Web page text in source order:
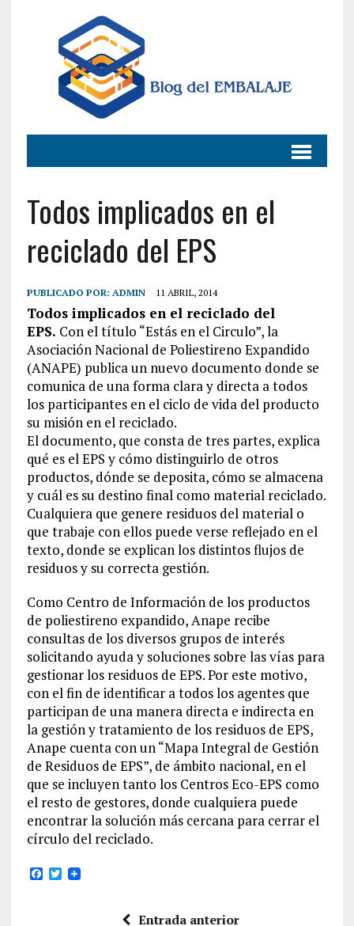
Todos implicados en el
reciclado del EPS
PUBLICADO POR: ADMIN 11 ABRIL, 2014
Todos implicados en el reciclado del
EPS. Con el título “Estás en el Circulo”, la
Asociación Nacional de Poliestireno Expandido
(ANAPE) publica un nuevo documento donde se
comunica de una forma clara y directa a todos
los participantes en el ciclo de vida del producto
su misión en el reciclado.
El documento, que consta de tres partes, explica
qué es el EPS y cómo distinguirlo de otros
productos, dónde se deposita, cómo se almacena
y cuál es su destino final como material reciclado.
Cualquiera que genere residuos del material o
que trabaje con ellos puede verse reflejado en el
texto, donde se explican los distintos flujos de
residuos y su correcta gestión.
Como Centro de Información de los productos
de poliestireno expandido, Anape recibe
consultas de los diversos grupos de interés
solicitando ayuda y soluciones sobre las vías para
gestionar los residuos de EPS. Por este motivo,
con el fin de identificar a todos los agentes que
participan de una manera directa e indirecta en
la gestión y tratamiento de los residuos de EPS,
Anape cuenta con un “Mapa Integral de Gestión
de Residuos de EPS”, de ámbito nacional, en el
que se incluyen tanto los Centros Eco-EPS como
el resto de gestores, donde cualquiera puede
encontrar la solución más cercana para cerrar el
círculo del reciclado.
F T
Entrada anterior